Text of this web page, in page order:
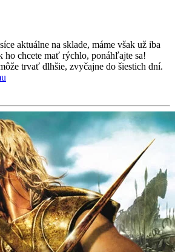
aktuálne na sklade, máme však už iba
ho chcete mať rýchlo, ponáhľajte sa!
trvať dlhšie, zvyčajne do šiestich dní.